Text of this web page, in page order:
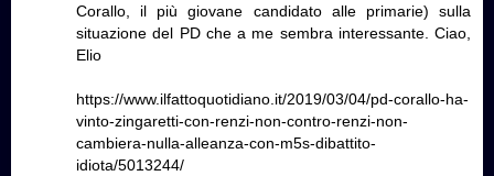
Corallo, il più giovane candidato alle primarie) sulla
situazione del PD che a me sembra interessante. Ciao,
Elio
https://www.ilfattoquotidiano.it/2019/03/04/pd-corallo-ha-
vinto-zingaretti-con-renzi-non-contro-renzi-non-
cambiera-nulla-alleanza-con-m5s-dibattito-
idiota/5013244/